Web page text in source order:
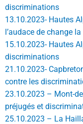
discriminations
13.10.2023- Hautes
l’audace de change
15.10.2023- Hautes
discriminations
21.10.2023-
contre les
23.10.2023 – Mont-
préjugés et
25.10.2023 – La